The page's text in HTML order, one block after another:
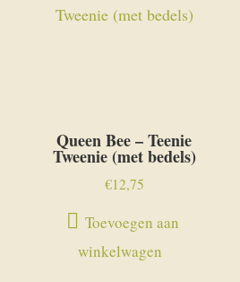
Queen Bee – Teenie
Tweenie (met bedels)
€12,75
Toevoegen aan
winkelwagen